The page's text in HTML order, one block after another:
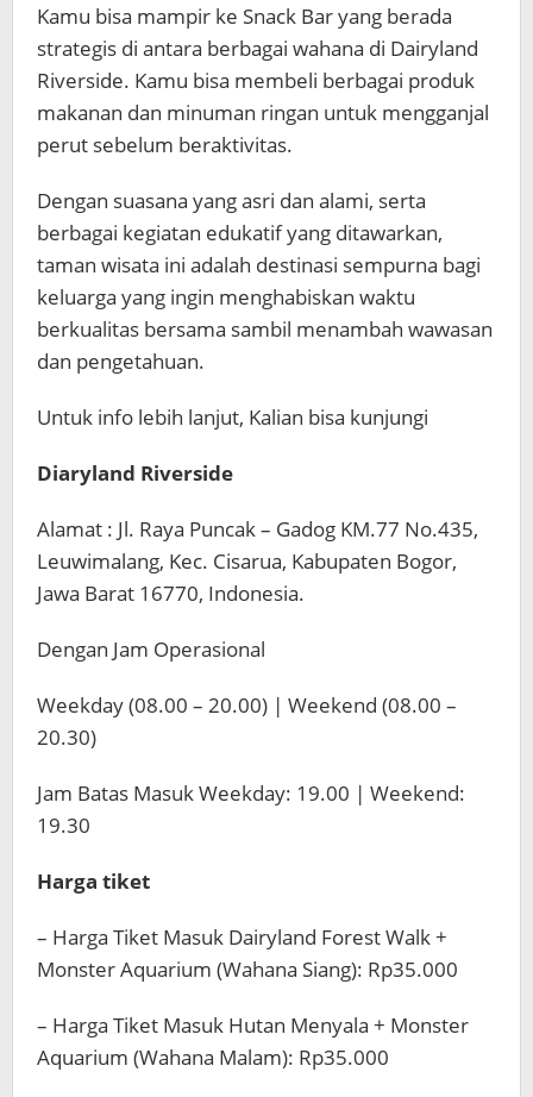
Kamu bisa mampir ke Snack Bar yang berada
strategis di antara berbagai wahana di Dairyland
Riverside. Kamu bisa membeli berbagai produk
makanan dan minuman ringan untuk mengganjal
perut sebelum beraktivitas.
Dengan suasana yang asri dan alami, serta
berbagai kegiatan edukatif yang ditawarkan,
taman wisata ini adalah destinasi sempurna bagi
keluarga yang ingin menghabiskan waktu
berkualitas bersama sambil menambah wawasan
dan pengetahuan.
Untuk info lebih lanjut, Kalian bisa kunjungi
Diaryland Riverside
Alamat : Jl. Raya Puncak – Gadog KM.77 No.435,
Leuwimalang, Kec. Cisarua, Kabupaten Bogor,
Jawa Barat 16770, Indonesia.
Dengan Jam Operasional
Weekday (08.00 – 20.00) | Weekend (08.00 –
20.30)
Jam Batas Masuk Weekday: 19.00 | Weekend:
19.30
Harga tiket
– Harga Tiket Masuk Dairyland Forest Walk +
Monster Aquarium (Wahana Siang): Rp35.000
– Harga Tiket Masuk Hutan Menyala + Monster
Aquarium (Wahana Malam): Rp35.000